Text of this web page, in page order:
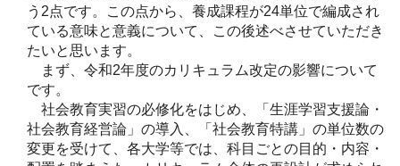
う2点です。この点から、養成課程が24単位で編成され
ている意味と意義について、この後述べさせていただき
たいと思います。
まず、令和2年度のカリキュラム改定の影響について
です。
社会教育実習の必修化をはじめ、「生涯学習支援論・
社会教育経営論」の導入、「社会教育特講」の単位数の
変更を受けて、各大学等では、科目ごとの目的・内容・